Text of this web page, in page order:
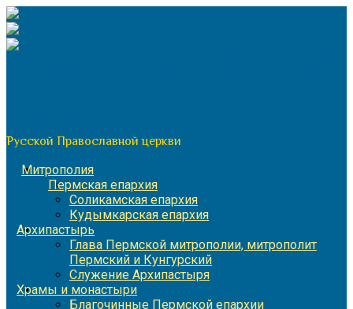
Перейти
к
содержимому
Русской Православной церкви
Митрополия
Пермская епархия
Соликамская епархия
Кудымкарская епархия
Архипастырь
Глава Пермской митрополии, митрополит
Пермский и Кунгурский
Служение Архипастыря
Храмы и монастыри
Благочинные Пермской епархии